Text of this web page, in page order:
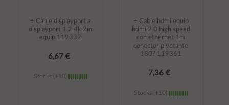
÷ Cable displayport a
displayport 1.2 4k 2m
equip 119332
6,67 €
Stocks (+10)
÷ Cable hdmi equip
hdmi 2.0 high speed
con ethernet 1m
conector pivotante
180? 119361
7,36 €
Stocks (+10)